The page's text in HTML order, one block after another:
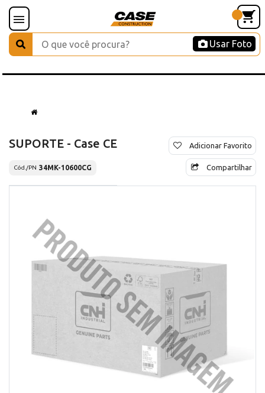
Usar Foto
SUPORTE - Case CE
Cód./PN 34MK-10600CG
Adicionar Favorito
Compartilhar